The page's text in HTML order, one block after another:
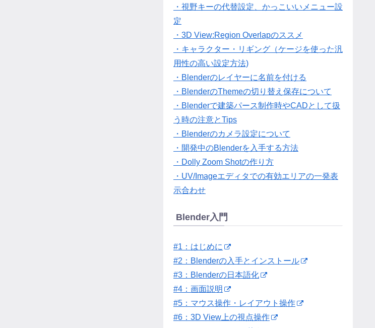
・視野キーの代替設定、かっこいいメニュー設
定
・3D View:Region Overlapのススメ
・キャラクター・リギング（ケージを使った汎
用性の高い設定方法)
・Blenderのレイヤーに名前を付ける
・BlenderのThemeの切り替え保存について
・Blenderで建築パース制作時やCADとして扱
う時の注意とTips
・Blenderのカメラ設定について
・開発中のBlenderを入手する方法
・Dolly Zoom Shotの作り方
・UV/Imageエディタでの有効エリアの一発表
示合わせ
Blender入門
#1：はじめに
#2：Blenderの入手とインストール
#3：Blenderの日本語化
#4：画面説明
#5：マウス操作・レイアウト操作
#6：3D View上の視点操作